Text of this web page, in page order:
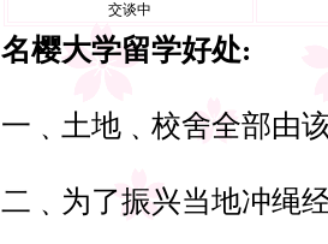
交谈中
名樱大学留学好处:
一﹑土地﹑校舍全部由
二﹑为了振兴当地冲绳